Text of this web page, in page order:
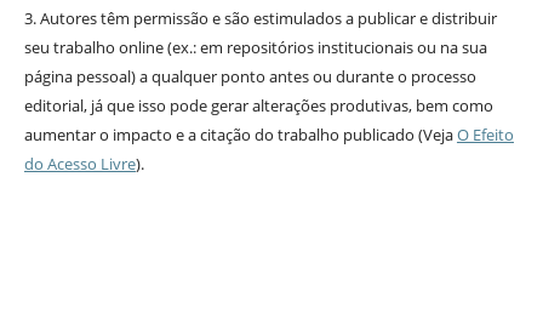
3. Autores têm permissão e são estimulados a publicar e distribuir
seu trabalho online (ex.: em repositórios institucionais ou na sua
página pessoal) a qualquer ponto antes ou durante o processo
editorial, já que isso pode gerar alterações produtivas, bem como
aumentar o impacto e a citação do trabalho publicado (VejaO Efeito
do Acesso Livre).